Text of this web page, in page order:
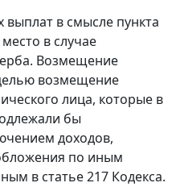
в смысле пункта
в случае
Возмещение
возмещение
лица, которые в
бы
доходов,
по иным
в статье 217 Кодекса.